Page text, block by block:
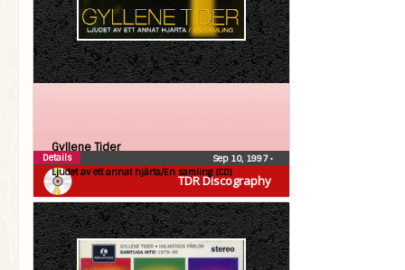
TDR Discography
Gyllene Tider
Ljudet av ett annat hjärta/En samling (CD)
Sep 10, 1997•
Details